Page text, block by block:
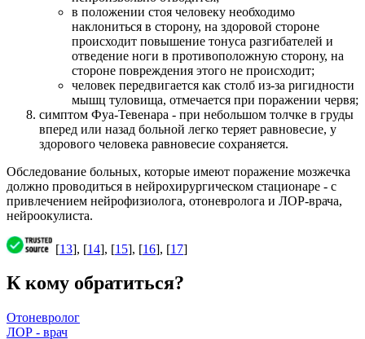
в положении стоя человеку необходимо
наклониться в сторону, на здоровой стороне
происходит повышение тонуса разгибателей и
отведение ноги в противоположную сторону, на
стороне повреждения этого не происходит;
человек передвигается как столб из-за ригидности
мышц туловища, отмечается при поражении червя;
симптом Фуа-Тевенара - при небольшом толчке в груды
вперед или назад больной легко теряет равновесие, у
здорового человека равновесие сохраняется.
Обследование больных, которые имеют поражение мозжечка
должно проводиться в нейрохирургическом стационаре - с
привлечением нейрофизиолога, отоневролога и ЛОР-врача,
нейроокулиста.
[13], [14], [15], [16], [17]
К кому обратиться?
Отоневролог
ЛОР - врач